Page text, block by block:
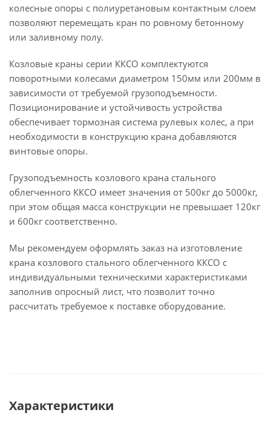
колесные опоры с полиуретановым контактным слоем
позволяют перемещать кран по ровному бетонному
или заливному полу.
Козловые краны серии ККСО комплектуются
поворотными колесами диаметром 150мм или 200мм в
зависимости от требуемой грузоподъемности.
Позиционирование и устойчивость устройства
обеспечивает тормозная система рулевых колес, а при
необходимости в конструкцию крана добавляются
винтовые опоры.
Грузоподъемность козлового крана стального
облегченного ККСО имеет значения от 500кг до 5000кг,
при этом общая масса конструкции не превышает 120кг
и 600кг соответственно.
Мы рекомендуем оформлять заказ на изготовление
крана козлового стального облегченного ККСО с
индивидуальными техническими характеристиками
заполнив опросный лист, что позволит точно
рассчитать требуемое к поставке оборудование.
Характеристики